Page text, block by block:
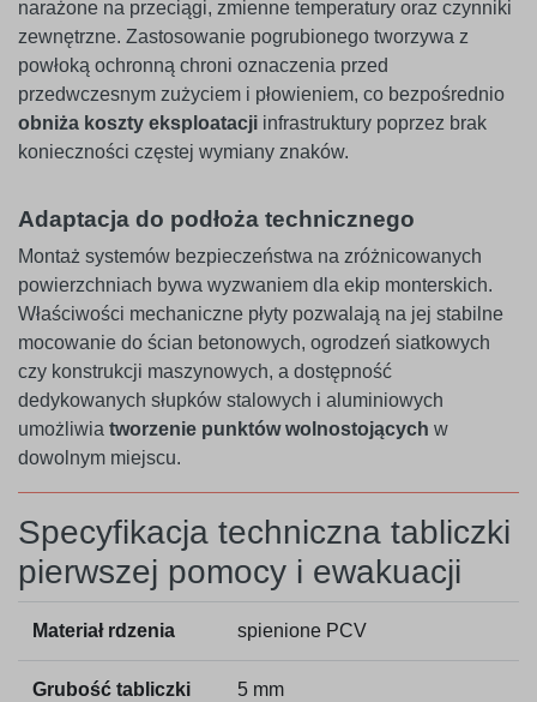
narażone na przeciągi, zmienne temperatury oraz czynniki
zewnętrzne. Zastosowanie pogrubionego tworzywa z
powłoką ochronną chroni oznaczenia przed
przedwczesnym zużyciem i płowieniem, co bezpośrednio
obniża koszty eksploatacji infrastruktury poprzez brak
konieczności częstej wymiany znaków.
Adaptacja do podłoża technicznego
Montaż systemów bezpieczeństwa na zróżnicowanych
powierzchniach bywa wyzwaniem dla ekip monterskich.
Właściwości mechaniczne płyty pozwalają na jej stabilne
mocowanie do ścian betonowych, ogrodzeń siatkowych
czy konstrukcji maszynowych, a dostępność
dedykowanych słupków stalowych i aluminiowych
umożliwia tworzenie punktów wolnostojących w
dowolnym miejscu.
Specyfikacja techniczna tabliczki
pierwszej pomocy i ewakuacji
Materiał rdzenia spienione PCV
Grubość tabliczki 5 mm